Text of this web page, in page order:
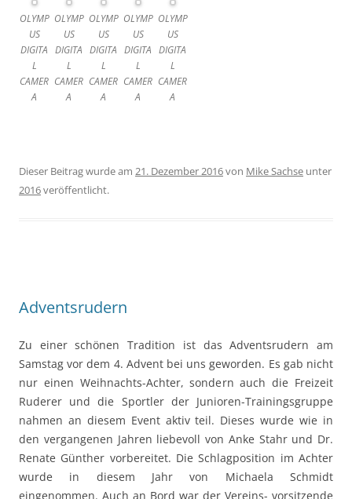
OLYMP
US
DIGITA
L
CAMER
A
OLYMP
US
DIGITA
L
CAMER
A
OLYMP
US
DIGITA
L
CAMER
A
OLYMP
US
DIGITA
L
CAMER
A
OLYMP
US
DIGITA
L
CAMER
A
Dieser Beitrag wurde am 21. Dezember 2016von Mike Sachse unter
2016veröffentlicht.
Adventsrudern
Zu einer schönen Tradition ist das Adventsrudern am
Samstag vor dem 4. Advent bei uns geworden. Es gab nicht
nur einen Weihnachts-Achter, sondern auch die Freizeit
Ruderer und die Sportler der Junioren-Trainingsgruppe
nahmen an diesem Event aktiv teil. Dieses wurde wie in
den vergangenen Jahren liebevoll von Anke Stahr und Dr.
Renate Günther vorbereitet. Die Schlagposition im Achter
wurde in diesem Jahr von Michaela Schmidt
eingenommen. Auch an Bord war der Vereins- vorsitzende